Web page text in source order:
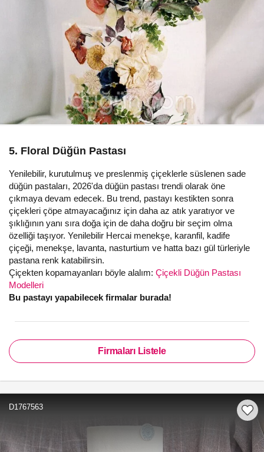
5. Floral Düğün Pastası
Yenilebilir, kurutulmuş ve preslenmiş çiçeklerle süslenen sade
düğün pastaları, 2026'da düğün pastası trendi olarak öne
çıkmaya devam edecek. Bu trend, pastayı kestikten sonra
çiçekleri çöpe atmayacağınız için daha az atık yaratıyor ve
şıklığının yanı sıra doğa için de daha doğru bir seçim olma
özelliği taşıyor. Yenilebilir Hercai menekşe, karanfil, kadife
çiçeği, menekşe, lavanta, nasturtium ve hatta bazı gül türleriyle
pastana renk katabilirsin.
Çiçekten kopamayanları böyle alalım: Çiçekli Düğün Pastası
Modelleri
Bu pastayı yapabilecek firmalar burada!
Firmaları Listele
D1767563